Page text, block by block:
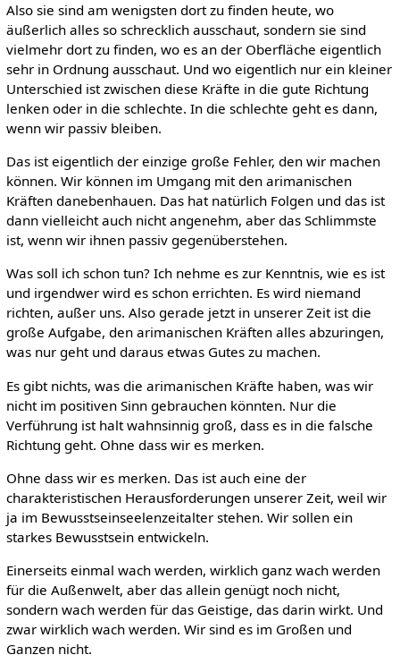
Also sie sind am wenigsten dort zu finden heute, wo
äußerlich alles so schrecklich ausschaut, sondern sie sind
vielmehr dort zu finden, wo es an der Oberfläche eigentlich
sehr in Ordnung ausschaut. Und wo eigentlich nur ein kleiner
Unterschied ist zwischen diese Kräfte in die gute Richtung
lenken oder in die schlechte. In die schlechte geht es dann,
wenn wir passiv bleiben.
Das ist eigentlich der einzige große Fehler, den wir machen
können. Wir können im Umgang mit den arimanischen
Kräften danebenhauen. Das hat natürlich Folgen und das ist
dann vielleicht auch nicht angenehm, aber das Schlimmste
ist, wenn wir ihnen passiv gegenüberstehen.
Was soll ich schon tun? Ich nehme es zur Kenntnis, wie es ist
und irgendwer wird es schon errichten. Es wird niemand
richten, außer uns. Also gerade jetzt in unserer Zeit ist die
große Aufgabe, den arimanischen Kräften alles abzuringen,
was nur geht und daraus etwas Gutes zu machen.
Es gibt nichts, was die arimanischen Kräfte haben, was wir
nicht im positiven Sinn gebrauchen könnten. Nur die
Verführung ist halt wahnsinnig groß, dass es in die falsche
Richtung geht. Ohne dass wir es merken.
Ohne dass wir es merken. Das ist auch eine der
charakteristischen Herausforderungen unserer Zeit, weil wir
ja im Bewusstseinseelenzeitalter stehen. Wir sollen ein
starkes Bewusstsein entwickeln.
Einerseits einmal wach werden, wirklich ganz wach werden
für die Außenwelt, aber das allein genügt noch nicht,
sondern wach werden für das Geistige, das darin wirkt. Und
zwar wirklich wach werden. Wir sind es im Großen und
Ganzen nicht.